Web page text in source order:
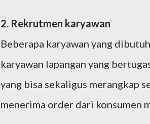
2. Rekrutmen karyawan
Beberapa karyawan yang
karyawan lapangan yang
yang bisa sekaligus merangkap
menerima order dari konsumen